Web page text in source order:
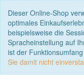
Dieser Online-Shop
optimales
beispielsweise die
Spracheinstellung auf
ist der
Sie damit nicht